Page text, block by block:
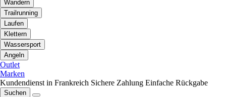
Wandern
Trailrunning
Laufen
Klettern
Wassersport
Angeln
Outlet
Marken
Kundendienst in Frankreich Sichere Zahlung Einfache Rückgabe
Suchen